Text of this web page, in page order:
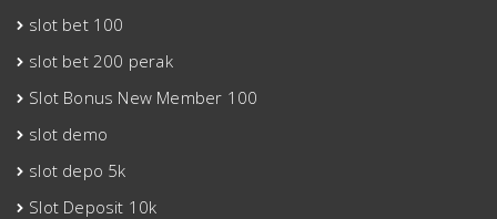
slot bet 100
slot bet 200 perak
Slot Bonus New Member 100
slot demo
slot depo 5k
Slot Deposit 10k